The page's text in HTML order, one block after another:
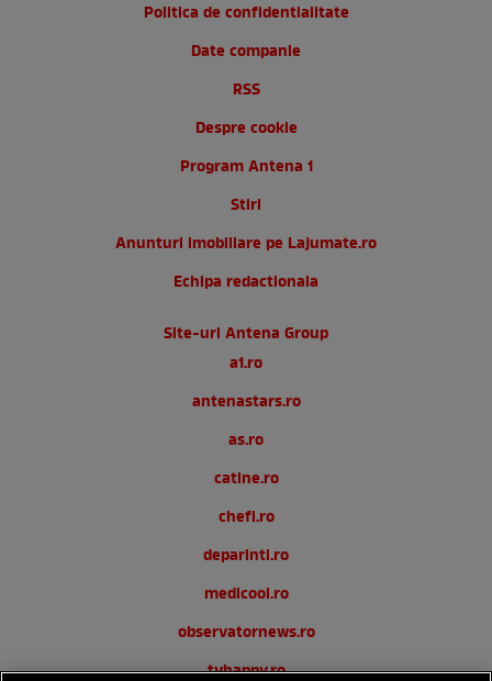
Politica de confidentialitate
Date companie
RSS
Despre cookie
Program Antena 1
Stiri
Anunturi imobiliare pe Lajumate.ro
Echipa redactionala
Site-uri Antena Group
a1.ro
antenastars.ro
as.ro
catine.ro
chefi.ro
deparinti.ro
medicool.ro
observatornews.ro
tvhappy.ro